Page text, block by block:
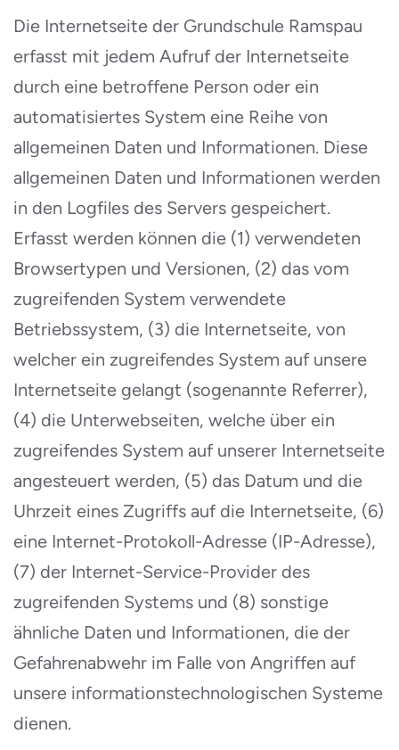
Die Internetseite der Grundschule Ramspau
erfasst mit jedem Aufruf der Internetseite
durch eine betroffene Person oder ein
automatisiertes System eine Reihe von
allgemeinen Daten und Informationen. Diese
allgemeinen Daten und Informationen werden
in den Logfiles des Servers gespeichert.
Erfasst werden können die (1) verwendeten
Browsertypen und Versionen, (2) das vom
zugreifenden System verwendete
Betriebssystem, (3) die Internetseite, von
welcher ein zugreifendes System auf unsere
Internetseite gelangt (sogenannte Referrer),
(4) die Unterwebseiten, welche über ein
zugreifendes System auf unserer Internetseite
angesteuert werden, (5) das Datum und die
Uhrzeit eines Zugriffs auf die Internetseite, (6)
eine Internet-Protokoll-Adresse (IP-Adresse),
(7) der Internet-Service-Provider des
zugreifenden Systems und (8) sonstige
ähnliche Daten und Informationen, die der
Gefahrenabwehr im Falle von Angriffen auf
unsere informationstechnologischen Systeme
dienen.